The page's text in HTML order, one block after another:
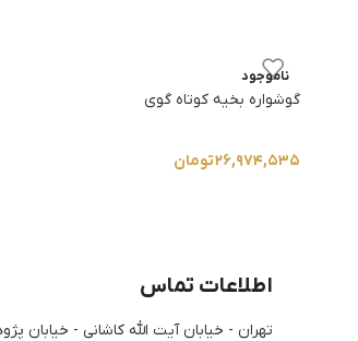
ناموجود
گوشواره بخیه کوتاه گوی
۲۶,۹۷۴,۵۳۵تومان
اطلاعات تماس
تهران - خیابان آیت الله کاشانی - خیابان